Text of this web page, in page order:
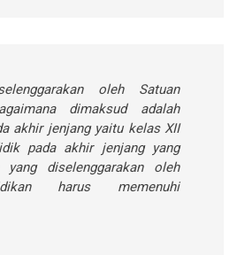
oleh Satuan
dimaksud adalah
akhir jenjang yaitu kelas XII
pada akhir jenjang yang
diselenggarakan oleh
harus memenuhi